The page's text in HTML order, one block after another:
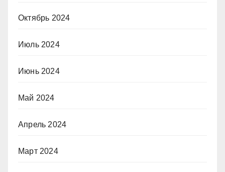
Октябрь 2024
Июль 2024
Июнь 2024
Май 2024
Апрель 2024
Март 2024